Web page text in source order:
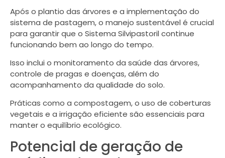
Após o plantio das árvores e a implementação do
sistema de pastagem, o manejo sustentável é crucial
para garantir que o Sistema Silvipastoril continue
funcionando bem ao longo do tempo.
Isso inclui o monitoramento da saúde das árvores,
controle de pragas e doenças, além do
acompanhamento da qualidade do solo.
Práticas como a compostagem, o uso de coberturas
vegetais e a irrigação eficiente são essenciais para
manter o equilíbrio ecológico.
Potencial de geração de